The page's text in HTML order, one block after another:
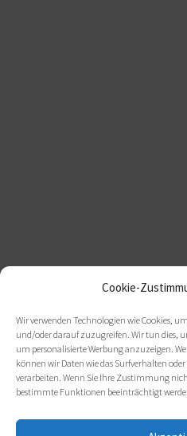
Cookie-
Wir verwenden Technologien wie Cookies,
und/oder darauf zuzugreifen. Wir tun dies,
um personalisierte Werbung anzuzeigen.
können wir Daten wie das Surfverhalten oder
verarbeiten. Wenn Sie Ihre Zustimmung
bestimmte Funktionen beeinträchtigt